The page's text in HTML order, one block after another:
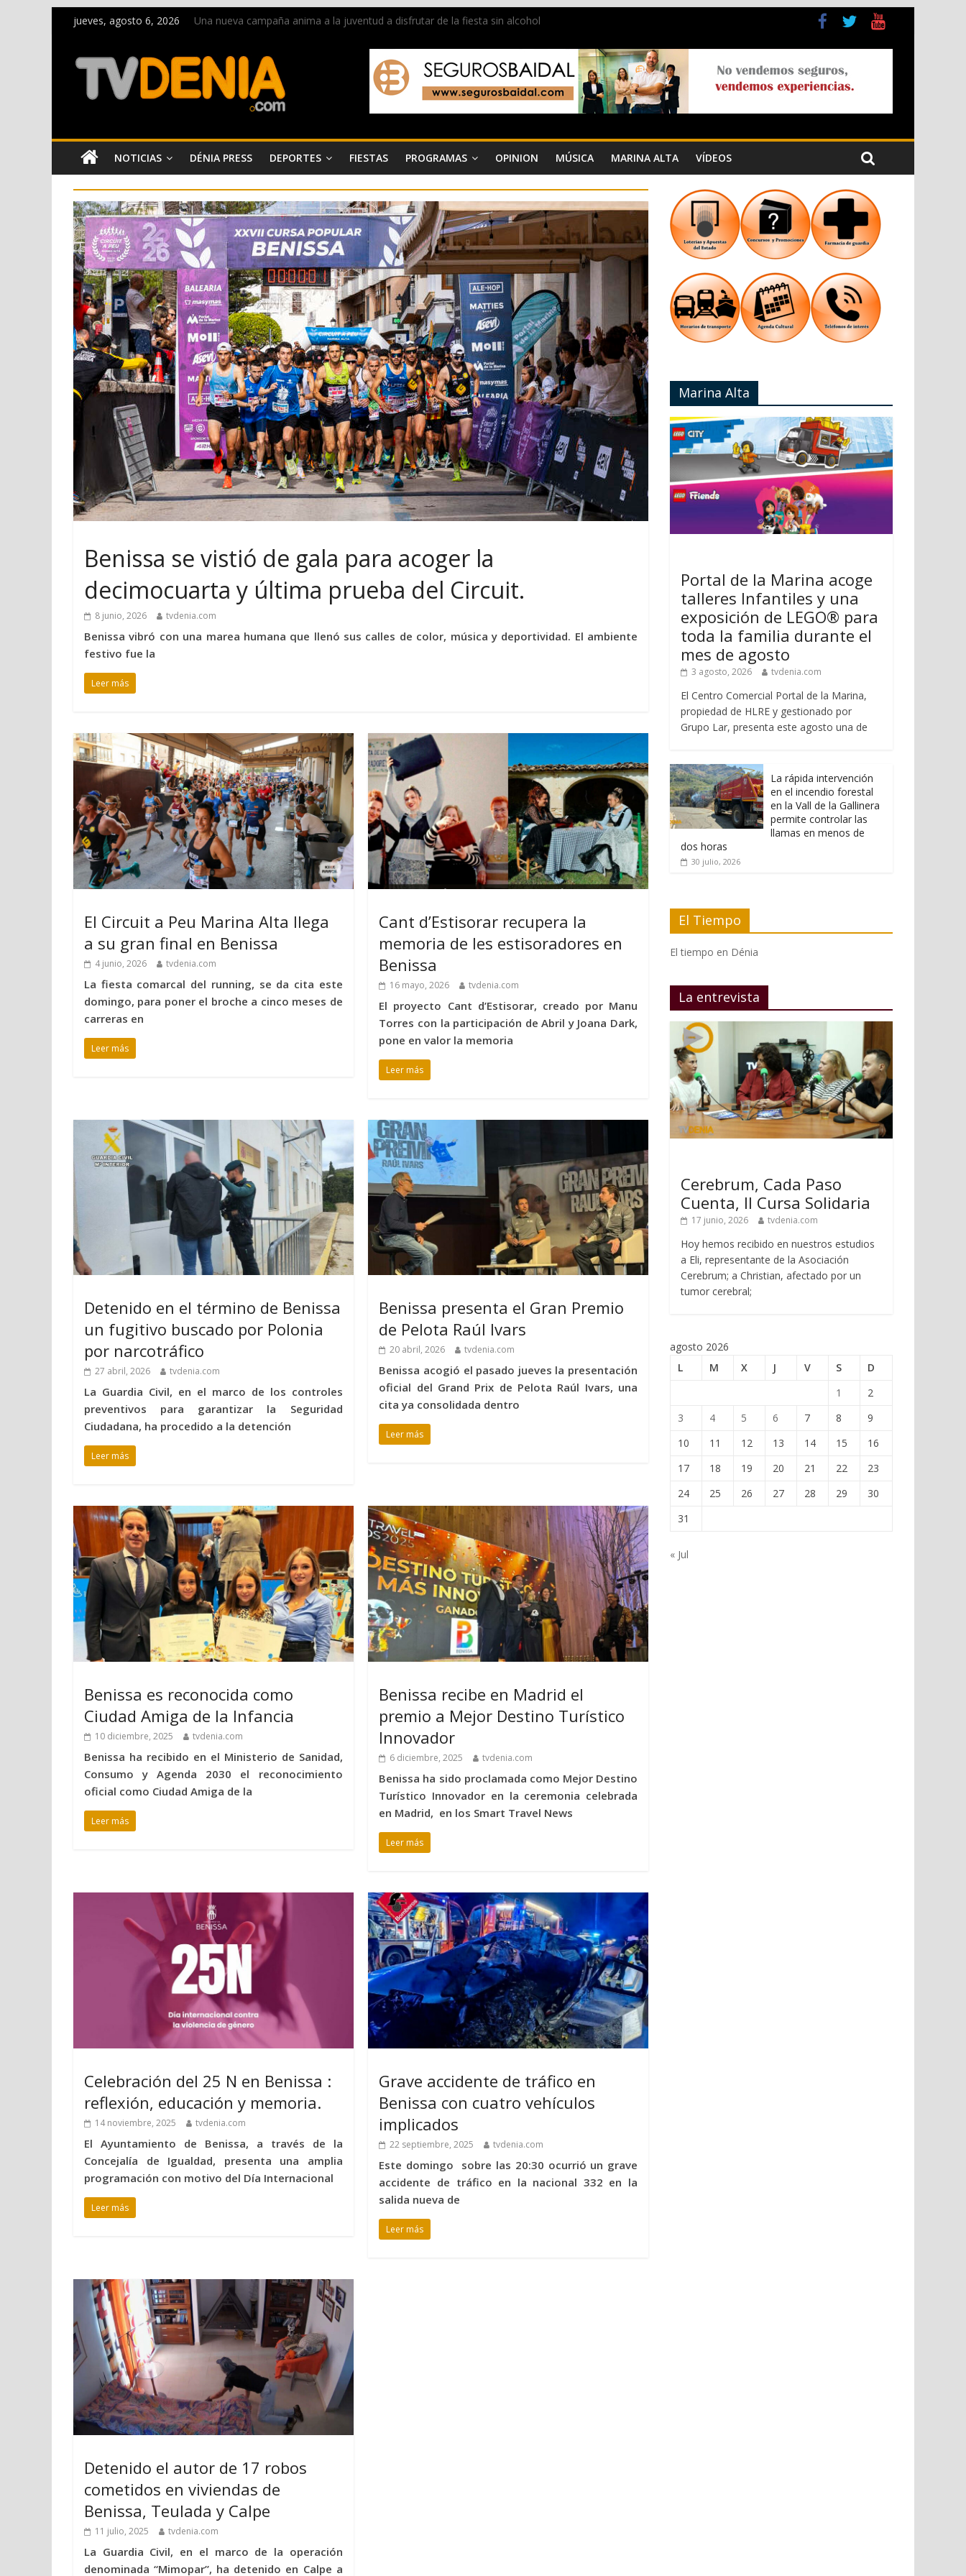
jueves, agosto 6, 2026
Una nueva campaña anima a la juventud a disfrutar de la fiesta sin alcohol
La Entraeta Festera llena de ambiente la calle Marqués de Campo con la recepción a la Capitanía Cristiana
El XII Festival de Jazz de Dénia reunirá durante agosto a figuras nacionales e internacionales en los Jardins de Torrecremada
Los Moros y Cristianos 2026 reciben las llaves de la ciudad y dan inicio a las fiestas en Dénia
NOTICIAS DÉNIA PRESS DEPORTES FIESTAS PROGRAMAS OPINION MÚSICA MARINA ALTA VÍDEOS
Benissa se vistió de gala para acoger la
decimocuarta y última prueba del Circuit.
8 junio, 2026 tvdenia.com
Benissa vibró con una marea humana que llenó sus calles de color, música y deportividad. El ambiente
festivo fue la
Leer más
El Circuit a Peu Marina Alta llega
a su gran final en Benissa
4 junio, 2026 tvdenia.com
La fiesta comarcal del running, se da cita este
domingo, para poner el broche a cinco meses de
carreras en
Leer más
Cant d’Estisorar recupera la
memoria de les estisoradores en
Benissa
16 mayo, 2026 tvdenia.com
El proyecto Cant d’Estisorar, creado por Manu
Torres con la participación de Abril y Joana Dark,
pone en valor la memoria
Leer más
Detenido en el término de Benissa
un fugitivo buscado por Polonia
por narcotráfico
27 abril, 2026 tvdenia.com
La Guardia Civil, en el marco de los controles
preventivos para garantizar la Seguridad
Ciudadana, ha procedido a la detención
Leer más
Benissa presenta el Gran Premio
de Pelota Raúl Ivars
20 abril, 2026 tvdenia.com
Benissa acogió el pasado jueves la presentación
oficial del Grand Prix de Pelota Raúl Ivars, una
cita ya consolidada dentro
Leer más
Benissa es reconocida como
Ciudad Amiga de la Infancia
10 diciembre, 2025 tvdenia.com
Benissa ha recibido en el Ministerio de Sanidad,
Consumo y Agenda 2030 el reconocimiento
oficial como Ciudad Amiga de la
Leer más
Benissa recibe en Madrid el
premio a Mejor Destino Turístico
Innovador
6 diciembre, 2025 tvdenia.com
Benissa ha sido proclamada como Mejor Destino
Turístico Innovador en la ceremonia celebrada
en Madrid, en los Smart Travel News
Leer más
Celebración del 25 N en Benissa :
reflexión, educación y memoria.
14 noviembre, 2025 tvdenia.com
El Ayuntamiento de Benissa, a través de la
Concejalía de Igualdad, presenta una amplia
programación con motivo del Día Internacional
Leer más
Grave accidente de tráfico en
Benissa con cuatro vehículos
implicados
22 septiembre, 2025 tvdenia.com
Este domingo sobre las 20:30 ocurrió un grave
accidente de tráfico en la nacional 332 en la
salida nueva de
Leer más
Detenido el autor de 17 robos
cometidos en viviendas de
Benissa, Teulada y Calpe
11 julio, 2025 tvdenia.com
La Guardia Civil, en el marco de la operación
denominada “Mimopar”, ha detenido en Calpe a
Marina Alta
Portal de la Marina acoge
talleres Infantiles y una
exposición de LEGO® para
toda la familia durante el
mes de agosto
3 agosto, 2026 tvdenia.com
El Centro Comercial Portal de la Marina,
propiedad de HLRE y gestionado por
Grupo Lar, presenta este agosto una de
La rápida intervención
en el incendio forestal
en la Vall de la Gallinera
permite controlar las
llamas en menos de
dos horas
30 julio, 2026
El Tiempo
El tiempo en Dénia
La entrevista
Cerebrum, Cada Paso
Cuenta, II Cursa Solidaria
17 junio, 2026 tvdenia.com
Hoy hemos recibido en nuestros estudios
a Eli, representante de la Asociación
Cerebrum; a Christian, afectado por un
tumor cerebral;
agosto 2026
L
M X J V S
D
1
2
3
4 5 6 7 8
9
10
11 12 13 14 15
16
17
18 19 20 21 22
23
24
25 26 27 28 29
30
31
« Jul